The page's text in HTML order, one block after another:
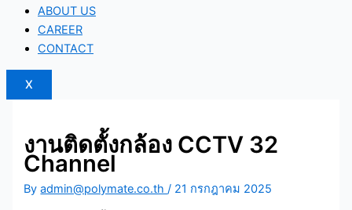
ABOUT US
CAREER
CONTACT
X
งานติดตั้งกล้อง CCTV 32
Channel
Byadmin@polymate.co.th/ 21 กรกฎาคม 2025